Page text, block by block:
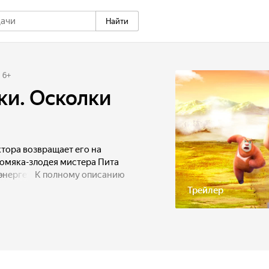
Найти
Трейлер
6+
Осколки
возвращает его на
злодея мистера Пита
кристалла,
К полному описанию